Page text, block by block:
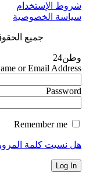
شروط الإستخدام
سياسة الخصوصية
جميع الحقوق
وطن24
or Email Address
Password
هل نسيت كلمة